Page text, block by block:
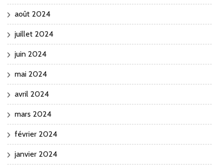
août 2024
juillet 2024
juin 2024
mai 2024
avril 2024
mars 2024
février 2024
janvier 2024